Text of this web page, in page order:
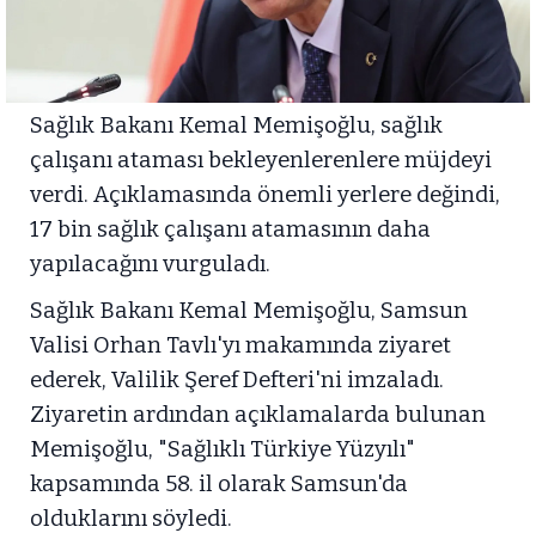
Sağlık Bakanı Kemal Memişoğlu, sağlık
çalışanı ataması bekleyenlerenlere müjdeyi
verdi. Açıklamasında önemli yerlere değindi,
17 bin sağlık çalışanı atamasının daha
yapılacağını vurguladı.
Sağlık Bakanı Kemal Memişoğlu, Samsun
Valisi Orhan Tavlı'yı makamında ziyaret
ederek, Valilik Şeref Defteri'ni imzaladı.
Ziyaretin ardından açıklamalarda bulunan
Memişoğlu, "Sağlıklı Türkiye Yüzyılı"
kapsamında 58. il olarak Samsun'da
olduklarını söyledi.